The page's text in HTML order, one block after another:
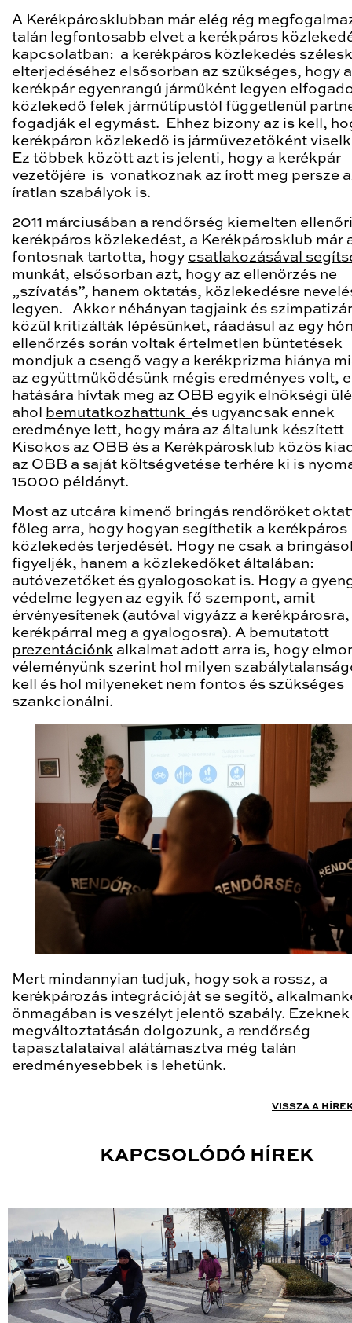
A Kerékpárosklubban már elég rég
talán legfontosabb elvet a kerékpáros
kapcsolatban: a kerékpáros közlekedés
elterjedéséhez elsősorban az szükséges, hogy a
kerékpár egyenrangú járműként legyen
közlekedő felek járműtípustól függetlenül
fogadják el egymást. Ehhez bizony az is kell,
kerékpáron közlekedő is járművezetőként
Ez többek között azt is jelenti, hogy a kerékpár
vezetőjére is vonatkoznak az írott meg persze
íratlan szabályok is.
2011 márciusában a rendőrség kiemelten
kerékpáros közlekedést, a Kerékpárosklub már
fontosnak tartotta, hogy csatlakozásával
munkát, elsősorban azt, hogy az ellenőrzés ne
„szívatás”, hanem oktatás, közlekedésre
legyen. Akkor néhányan tagjaink és
közül kritizálták lépésünket, ráadásul az egy
ellenőrzés során voltak értelmetlen büntetések
mondjuk a csengő vagy a kerékprizma hiánya
az együttműködésünk mégis eredményes volt,
hatására hívtak meg az OBB egyik elnökségi
ahol
bemutatkozhattunk és ugyancsak ennek
eredménye lett, hogy mára az általunk készített
Kisokos az OBB és a Kerékpárosklub közös
az OBB a saját költségvetése terhére ki is
15000 példányt.
Most az utcára kimenő bringás rendőröket
főleg arra, hogy hogyan segíthetik a kerékpáros
közlekedés terjedését. Hogy ne csak a
figyeljék, hanem a közlekedőket általában:
autóvezetőket és gyalogosokat is. Hogy a
védelme legyen az egyik fő szempont, amit
érvényesítenek (autóval vigyázz a kerékpárosra,
kerékpárral meg a gyalogosra). A bemutatott
prezentációnk alkalmat adott arra is, hogy
véleményünk szerint hol milyen
kell és hol milyeneket nem fontos és szükséges
szankcionálni.
Mert mindannyian tudjuk, hogy sok a rossz, a
kerékpározás integrációját se segítő,
önmagában is veszélyt jelentő szabály. Ezeknek
megváltoztatásán dolgozunk, a rendőrség
tapasztalataival alátámasztva még talán
eredményesebbek is lehetünk.
VISSZA A
KAPCSOLÓDÓ HÍREK